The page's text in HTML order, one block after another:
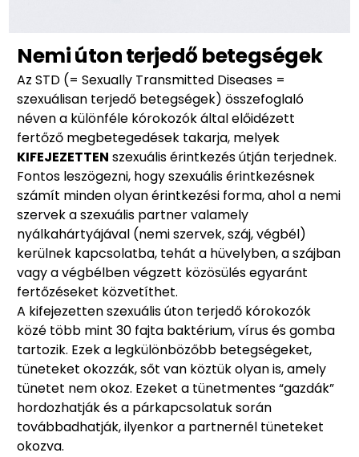
Nemi úton terjedő betegségek
Az STD (= Sexually Transmitted Diseases =
szexuálisan terjedő betegségek) összefoglaló
néven a különféle kórokozók által előidézett
fertőző megbetegedések takarja, melyek
KIFEJEZETTEN szexuális érintkezés útján terjednek.
Fontos leszögezni, hogy szexuális érintkezésnek
számít minden olyan érintkezési forma, ahol a nemi
szervek a szexuális partner valamely
nyálkahártyájával (nemi szervek, száj, végbél)
kerülnek kapcsolatba, tehát a hüvelyben, a szájban
vagy a végbélben végzett közösülés egyaránt
fertőzéseket közvetíthet.
A kifejezetten szexuális úton terjedő kórokozók
közé több mint 30 fajta baktérium, vírus és gomba
tartozik. Ezek a legkülönbözőbb betegségeket,
tüneteket okozzák, sőt van köztük olyan is, amely
tünetet nem okoz. Ezeket a tünetmentes “gazdák”
hordozhatják és a párkapcsolatuk során
továbbadhatják, ilyenkor a partnernél tüneteket
okozva.